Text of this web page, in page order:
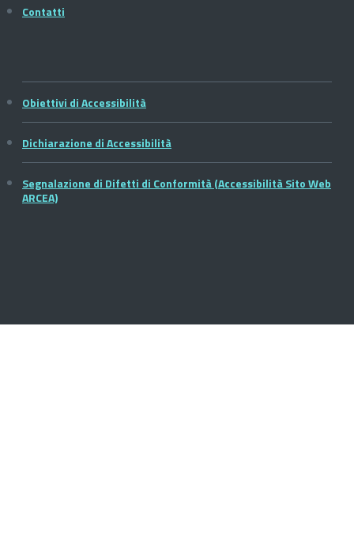
Contatti
Obiettivi di Accessibilità
Dichiarazione di Accessibilità
Segnalazione di Difetti di Conformità (Accessibilità Sito Web
ARCEA)